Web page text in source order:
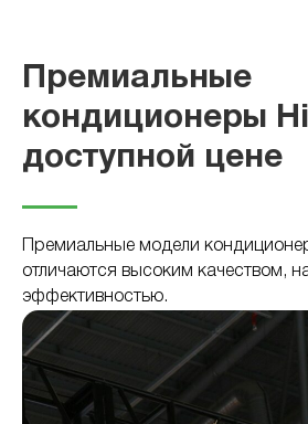
Премиальные
кондиционеры
доступной цене
Премиальные модели
отличаются высоким качеством,
эффективностью.